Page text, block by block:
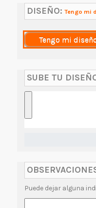
DISEÑO: Tengo mi
Tengo mi
SUBE TU
Puede dejar alguna